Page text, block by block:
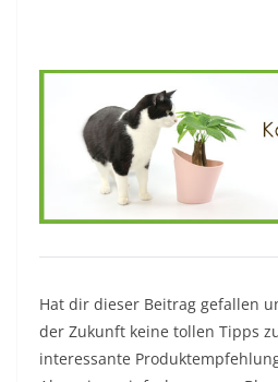
Hat dir dieser Beitrag gefallen
der Zukunft keine tollen Tipps
interessante